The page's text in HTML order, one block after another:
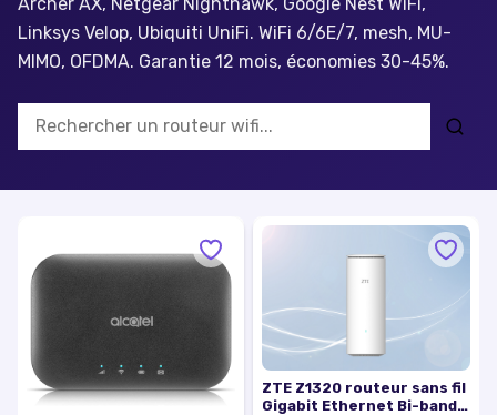
Linksys Velop, Ubiquiti UniFi. WiFi 6/6E/7, mesh, MU-
MIMO, OFDMA. Garantie 12 mois, économies 30-45%.
ZTE Z1320 routeur sans fil
Gigabit Ethernet Bi-bande